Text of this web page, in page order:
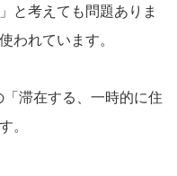
と考えても問題ありま
われています。
滞在する、一時的に住
。